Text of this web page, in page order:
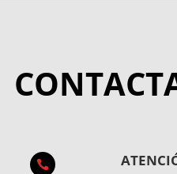
